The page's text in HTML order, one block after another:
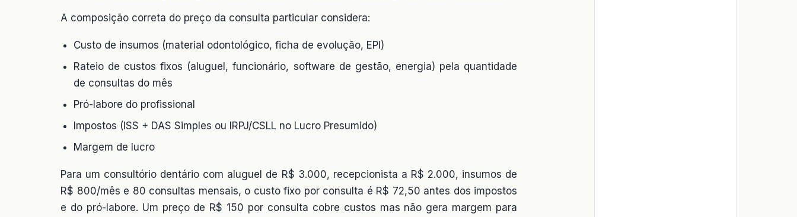
A composição correta do preço da consulta particular considera:
Custo de insumos (material odontológico, ficha de evolução, EPI)
Rateio de custos fixos (aluguel, funcionário, software de gestão, energia) pela quantidade
de consultas do mês
Pró-labore do profissional
Impostos (ISS + DAS Simples ou IRPJ/CSLL no Lucro Presumido)
Margem de lucro
Para um consultório dentário com aluguel de R$ 3.000, recepcionista a R$ 2.000, insumos de
R$ 800/mês e 80 consultas mensais, o custo fixo por consulta é R$ 72,50 antes dos impostos
e do pró-labore. Um preço de R$ 150 por consulta cobre custos mas não gera margem para